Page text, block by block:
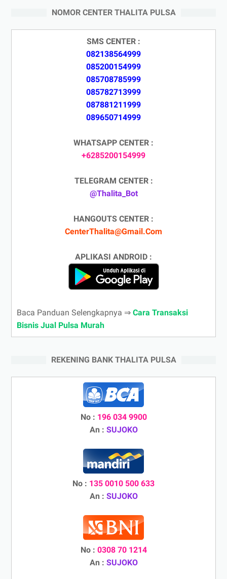
NOMOR CENTER THALITA PULSA
SMS CENTER :
082138564999
085200154999
085708785999
085782713999
087881211999
089650714999
WHATSAPP CENTER :
+6285200154999
TELEGRAM CENTER :
@Thalita_Bot
HANGOUTS CENTER :
CenterThalita@Gmail.Com
APLIKASI ANDROID :
Baca Panduan Selengkapnya ⇒ Cara Transaksi
Bisnis Jual Pulsa Murah
REKENING BANK THALITA PULSA
No : 196 034 9900
An : SUJOKO
No : 135 0010 500 633
An : SUJOKO
No : 0308 70 1214
An : SUJOKO